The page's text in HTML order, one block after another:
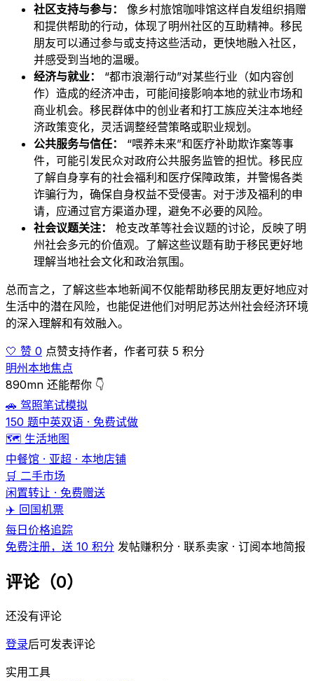
社区支持与参与：
像乡村旅馆咖啡馆这样自发组织捐赠
和提供帮助的行动，体现了明州社区的互助精神。移民
朋友可以通过参与或支持这些活动，更快地融入社区，
并感受到当地的温暖。
经济与就业：
“都市浪潮行动”对某些行业（如内容创
作）造成的经济冲击，可能间接影响本地的就业市场和
商业机会。移民群体中的创业者和打工族应关注本地经
济政策变化，灵活调整经营策略或职业规划。
公共服务与信任：
“喂养未来”和医疗补助欺诈案等事
件，可能引发民众对政府公共服务监管的担忧。移民应
了解自身享有的社会福利和医疗保障政策，并警惕各类
诈骗行为，确保自身权益不受侵害。对于涉及福利的申
请，应通过官方渠道办理，避免不必要的风险。
社会议题关注：
枪支改革等社会议题的讨论，反映了明
州社会多元的价值观。了解这些议题有助于移民更好地
理解当地社会文化和政治氛围。
总而言之，了解这些本地新闻不仅能帮助移民朋友更好地应对
生活中的潜在风险，也能促进他们对明尼苏达州社会经济环境
的深入理解和有效融入。
🤍 赞 0 点赞支持作者，作者可获 5 积分
明州本地焦点
890mn 还能帮你 👇
🚗 驾照笔试模拟
150 题中英双语 · 免费试做
🗺️ 生活地图
中餐馆 · 亚超 · 本地店铺
🛒 二手市场
闲置转让 · 免费赠送
✈️ 回国机票
每日价格追踪
免费注册，送 10 积分 发帖赚积分 · 联系卖家 · 订阅本地简报
评论（0）
还没有评论
登录后可发表评论
实用工具